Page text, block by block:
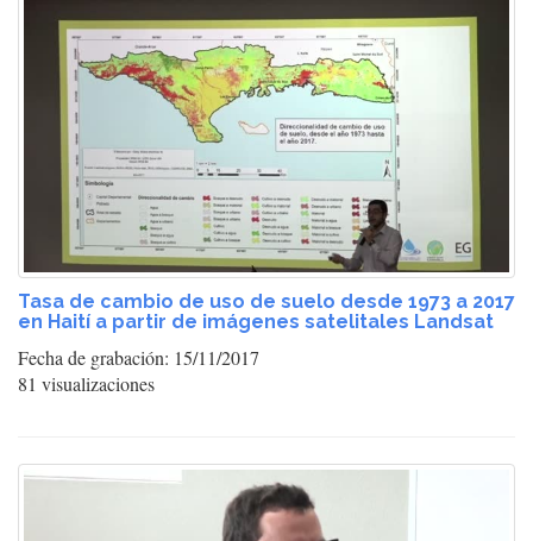
Tasa de cambio de uso de suelo desde 1973 a 2017
en Haití a partir de imágenes satelitales Landsat
Fecha de grabación: 15/11/2017
81 visualizaciones